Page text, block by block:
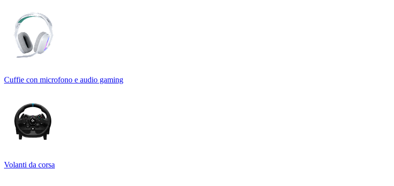
Cuffie con microfono e audio gaming
Volanti da corsa